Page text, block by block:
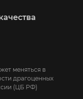
меняться в
драгоценных
(ЦБ РФ)